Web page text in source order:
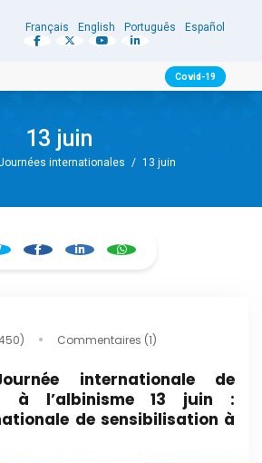
Français English Português Español
Covid-19
13 juin
internationales / 13 juin
Commentaires (1)
internationale de
à l’albinisme 13 juin :
de sensibilisation à